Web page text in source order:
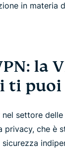
in materia
la
ti
nel settore
privacy, che è